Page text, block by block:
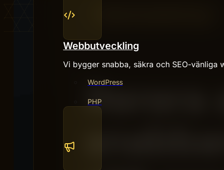
Webbutveckling
Vi bygger snabba, säkra och SEO-vänliga
WordPress
PHP